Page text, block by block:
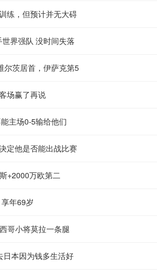
练，但预计并无大碍
界强队 没时间失落
尔茨居首，伊萨克第5
场赢了再说
主场0-5输给他们
定他是否能出战比赛
+2000万欧第二
年69岁
哥小将莫拉一条腿
本因为钱多生活好